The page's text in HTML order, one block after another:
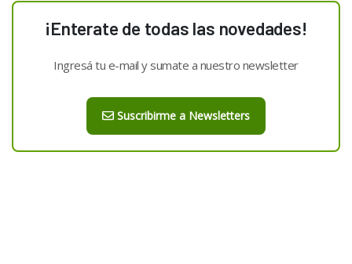
¡Enterate de todas las novedades!
Ingresá tu e-mail y sumate a nuestro newsletter
Suscribirme a Newsletters